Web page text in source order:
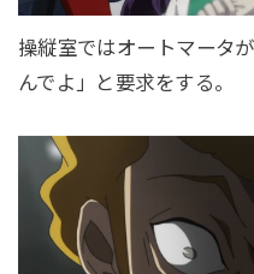
操縦室ではオートマータ
んでよ」と要求をする。